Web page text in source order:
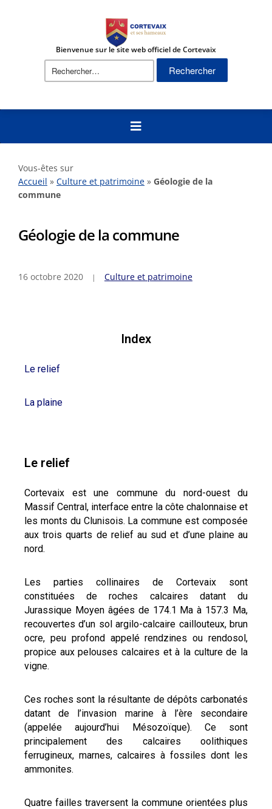
Bienvenue sur le site web officiel de Cortevaix
Vous-êtes sur
Accueil » Culture et patrimoine » Géologie de la
commune
Géologie de la commune
16 octobre 2020 Culture et patrimoine
Index
Le relief
La plaine
Le relief
Cortevaix est une commune du nord-ouest du
Massif Central, interface entre la côte chalonnaise et
les monts du Clunisois. La commune est composée
aux trois quarts de relief au sud et d’une plaine au
nord.
Les parties collinaires de Cortevaix sont
constituées de roches calcaires datant du
Jurassique Moyen âgées de 174.1 Ma à 157.3 Ma,
recouvertes d’un sol argilo-calcaire caillouteux, brun
ocre, peu profond appelé rendzines ou rendosol,
propice aux pelouses calcaires et à la culture de la
vigne.
Ces roches sont la résultante de dépôts carbonatés
datant de l’invasion marine à l’ère secondaire
(appelée aujourd’hui Mésozoïque). Ce sont
principalement des calcaires oolithiques
ferrugineux, marnes, calcaires à fossiles dont les
ammonites.
Quatre failles traversent la commune orientées plus